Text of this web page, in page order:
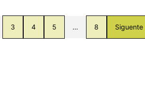
3 4 5 … 8 Siguente